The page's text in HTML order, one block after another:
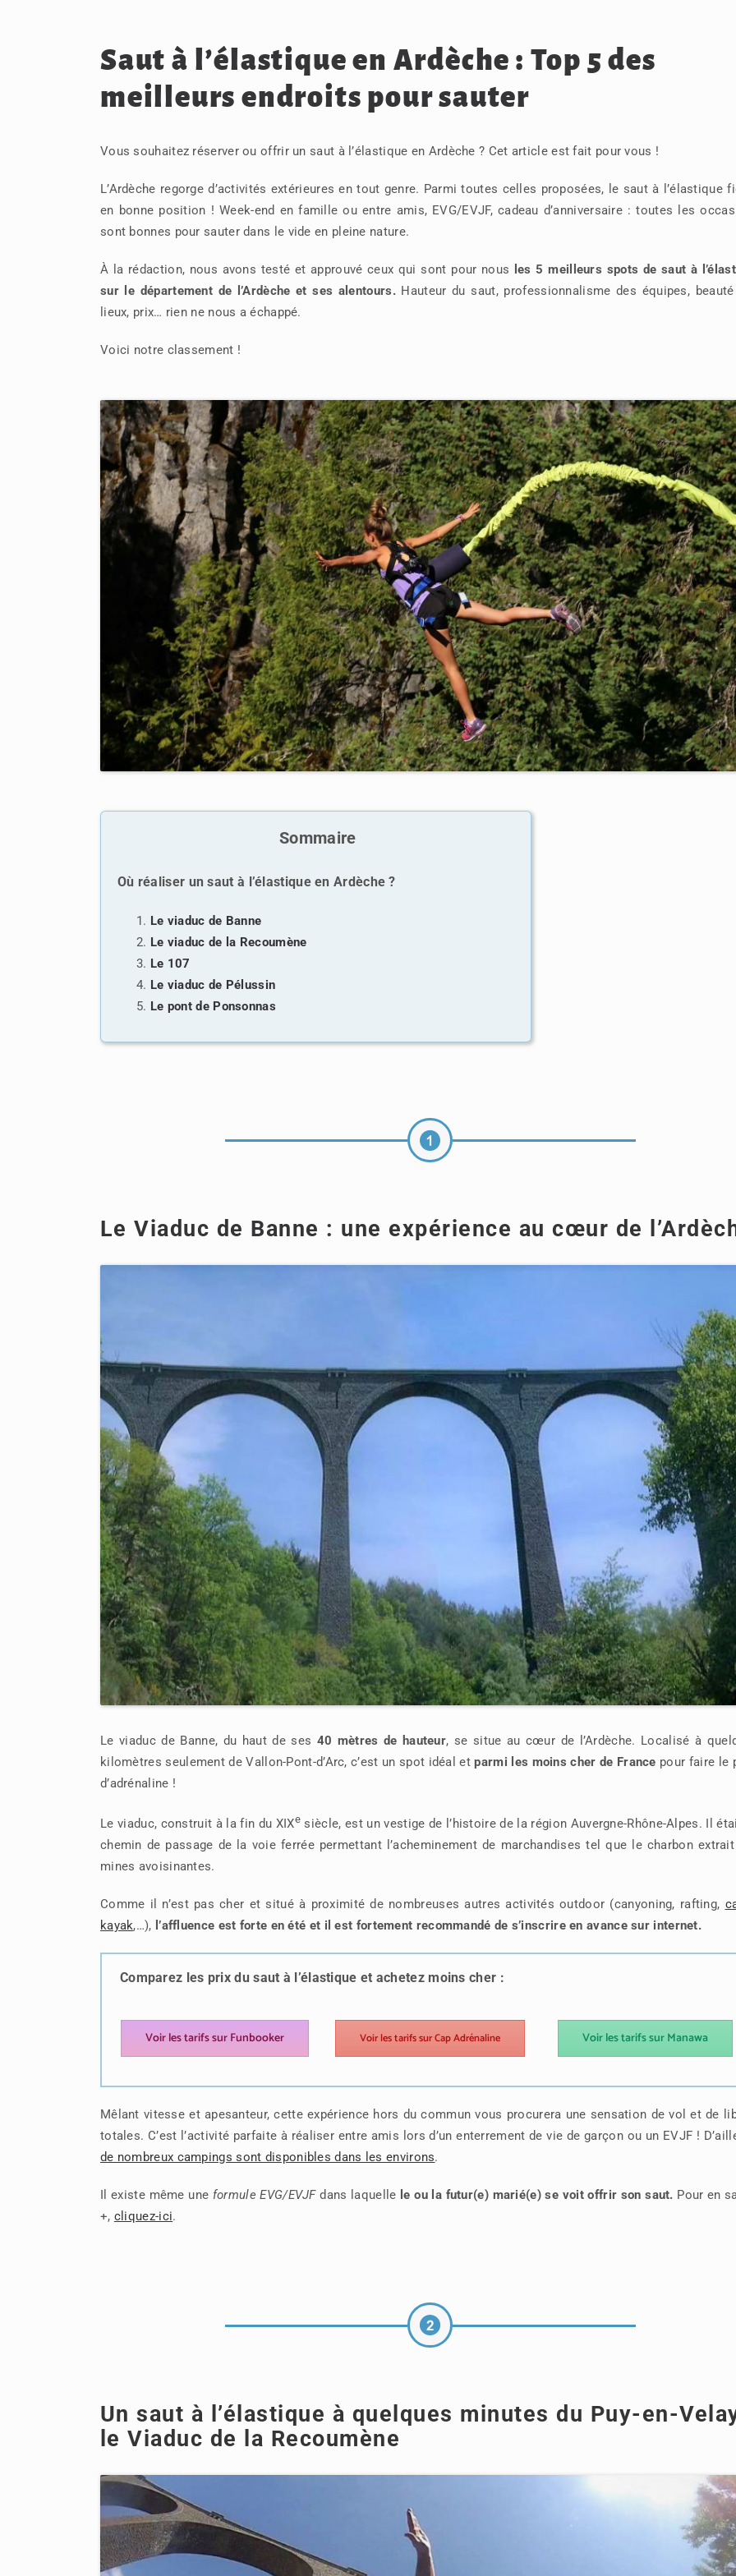
Saut à l’élastique en Ardèche : Top 5 des
meilleurs endroits pour sauter
Vous souhaitez réserver ou offrir un saut à l’élastique en Ardèche ? Cet article est fait pour vous !
L’Ardèche regorge d’activités extérieures en tout genre. Parmi toutes celles proposées, le saut à l’élastique
en bonne position ! Week-end en famille ou entre amis, EVG/EVJF, cadeau d’anniversaire : toutes les
sont bonnes pour sauter dans le vide en pleine nature.
À la rédaction, nous avons testé et approuvé ceux qui sont pour nous
les 5 meilleurs spots de saut à
sur le département de l’Ardèche et ses alentours.Hauteur du saut, professionnalisme des équipes,
lieux, prix… rien ne nous a échappé.
Voici notre classement !
Sommaire
Où réaliser un saut à l’élastique en Ardèche ?
Le viaduc de Banne
Le viaduc de la Recoumène
Le 107
Le viaduc de Pélussin
Le pont de Ponsonnas
Le Viaduc de Banne : une expérience au cœur de
Le viaduc de Banne, du haut de ses 40 mètres de hauteur, se situe au cœur de l’Ardèche. Localisé à
kilomètres seulement de Vallon-Pont-d’Arc, c’est un spot idéal etparmi les moins cher de France pour faire le
d’adrénaline !
Le viaduc, construit à la fin du XIXe siècle, est un vestige de l’histoire de la région Auvergne-Rhône-Alpes. Il
chemin de passage de la voie ferrée permettant l’acheminement de marchandises tel que le charbon
mines avoisinantes.
Comme il n’est pas cher et situé à proximité de nombreuses autres activités outdoor (canyoning, rafting,
kayak,…), l’affluence est forte en été et il est fortement recommandé de s’inscrire en avance sur internet.
Comparez les prix du saut à l’élastique et achetez moins cher :
Voir les tarifs sur Funbooker Voir les tarifs sur Cap Adrénaline Voir les tarifs sur Manawa
Mêlant vitesse et apesanteur, cette expérience hors du commun vous procurera une sensation de vol et de
totales. C’est l’activité parfaite à réaliser entre amis lors d’un enterrement de vie de garçon ou un EVJF !
de nombreux campings sont disponibles dans les environs.
Il existe même une formule EVG/EVJFdans laquelle le ou la futur(e) marié(e) se voit offrir son saut. Pour en
+, cliquez-ici.
Un saut à l’élastique à quelques minutes du Puy-en-
le Viaduc de la Recoumène